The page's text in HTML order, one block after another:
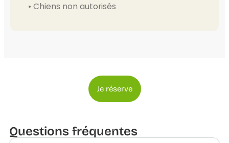
• Chiens non autorisés
Je réserve
Questions fréquentes